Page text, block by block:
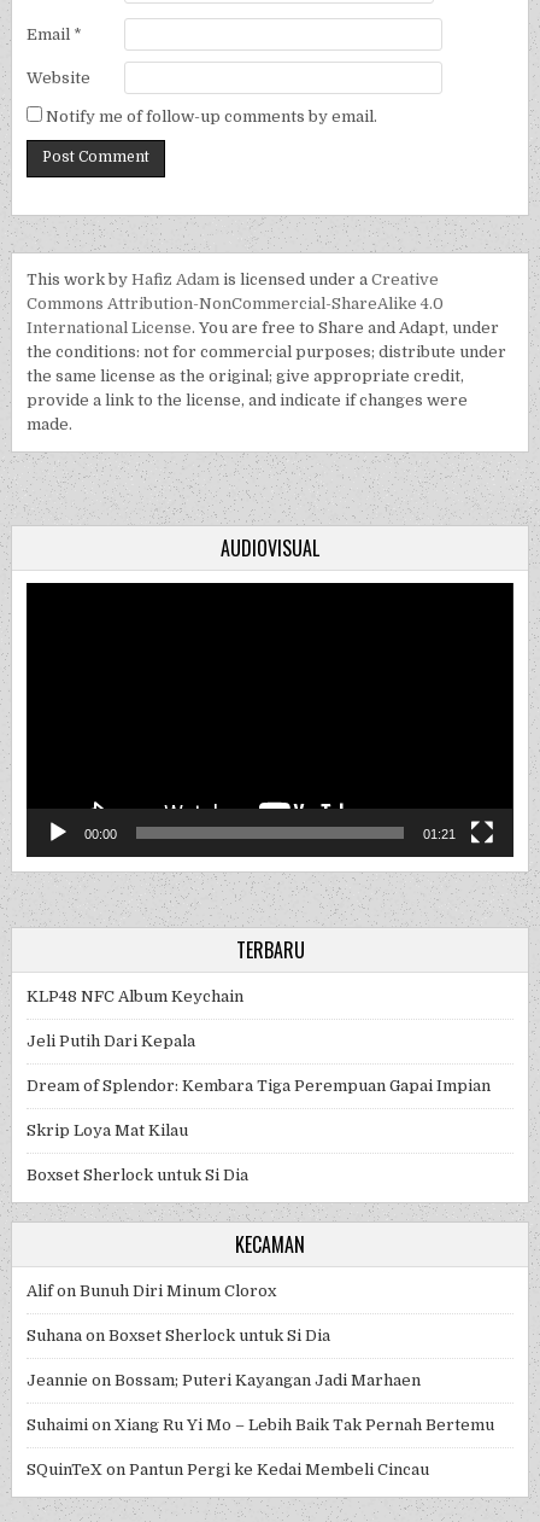
Email *
Website
Notify me of follow-up comments by email.
This work byHafiz Adam is licensed under aCreative
Commons Attribution-NonCommercial-ShareAlike 4.0
International License. You are free to Share and Adapt, under
the conditions: not for commercial purposes; distribute under
the same license as the original; give appropriate credit,
provide a link to the license, and indicate if changes were
made.
AUDIOVISUAL
00:00 01:21
TERBARU
KLP48 NFC Album Keychain
Jeli Putih Dari Kepala
Dream of Splendor: Kembara Tiga Perempuan Gapai Impian
Skrip Loya Mat Kilau
Boxset Sherlock untuk Si Dia
KECAMAN
AlifonBunuh Diri Minum Clorox
Suhana onBoxset Sherlock untuk Si Dia
Jeannie onBossam; Puteri Kayangan Jadi Marhaen
Suhaimi onXiang Ru Yi Mo – Lebih Baik Tak Pernah Bertemu
SQuinTeX onPantun Pergi ke Kedai Membeli Cincau